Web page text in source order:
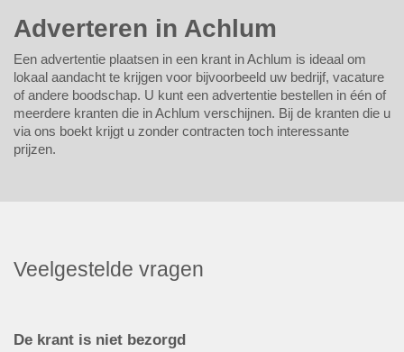
Adverteren in Achlum
Een advertentie plaatsen in een krant in Achlum is ideaal om
lokaal aandacht te krijgen voor bijvoorbeeld uw bedrijf, vacature
of andere boodschap. U kunt een advertentie bestellen in één of
meerdere kranten die in Achlum verschijnen. Bij de kranten die u
via ons boekt krijgt u zonder contracten toch interessante
prijzen.
Veelgestelde vragen
De krant is niet bezorgd